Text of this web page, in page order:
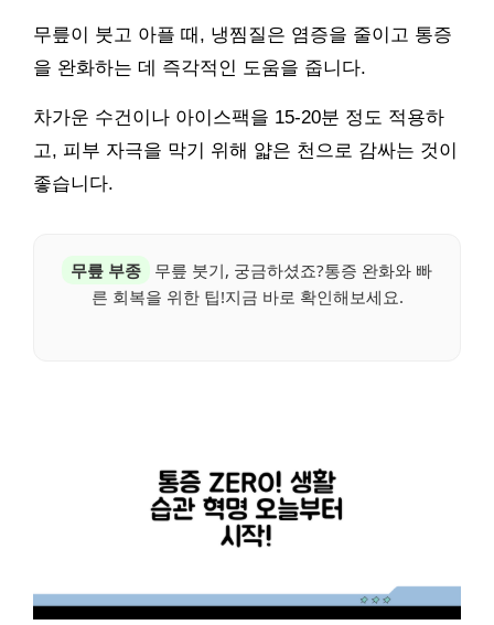
무릎이 붓고 아플 때, 냉찜질은 염증을 줄이고 통증
을 완화하는 데 즉각적인 도움을 줍니다.
차가운 수건이나 아이스팩을 15-20분 정도 적용하
고, 피부 자극을 막기 위해 얇은 천으로 감싸는 것이
좋습니다.
무릎 부종
무릎 붓기, 궁금하셨죠?통증 완화와 빠
른 회복을 위한 팁!지금 바로 확인해보세요.